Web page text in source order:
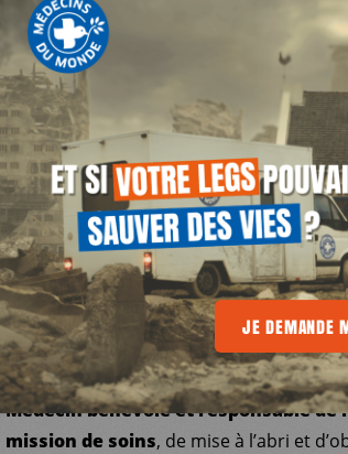
des années auprès des
BRIANÇON
Chaque jour, plusieurs dizaines de
italienne à pied, souvent dans des
Médecin bénévole et responsable de
mission de soins, de mise à l’abri et
DEMANDE MA BROCHURE D'INFORMATION JE
JE DEMANDE